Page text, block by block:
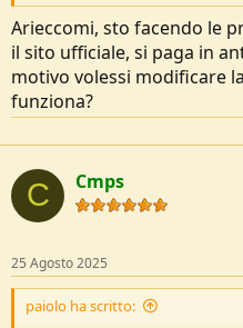
Arieccomi, sto facendo le
il sito ufficiale, si paga in
motivo volessi modificare
funziona?
C Cmps
25 Agosto 2025
paiolo ha scritto: